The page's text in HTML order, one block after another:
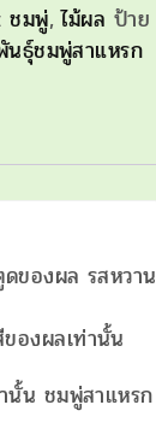
ชมพู่,ไม้ผล ป้าย
นธุ์ชมพู่สาแหรก
ของผล รสหวาน
องผลเท่านั้น
นั้น ชมพู่สาแหรก